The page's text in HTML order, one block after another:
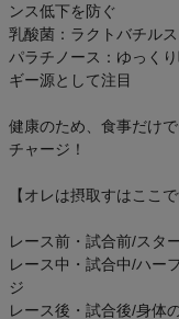
ンス低下を防ぐ
乳酸菌：ラクトバチル
パラチノース：ゆっく
ギー源として注目
健康のため、食事だけ
チャージ！
【オレは摂取すはここ
レース前・試合前/スタ
レース中・試合中/ハー
ジ
レース後・試合後/身体